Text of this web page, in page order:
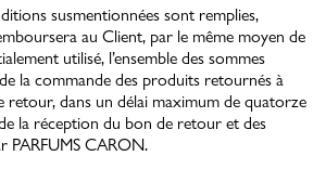
susmentionnées sont remplies,
au Client, par le même moyen de
utilisé, l’ensemble des sommes
de la commande des produits retournés à
retour, dans un délai maximum de quatorze
la réception du bon de retour et des
PARFUMS CARON.